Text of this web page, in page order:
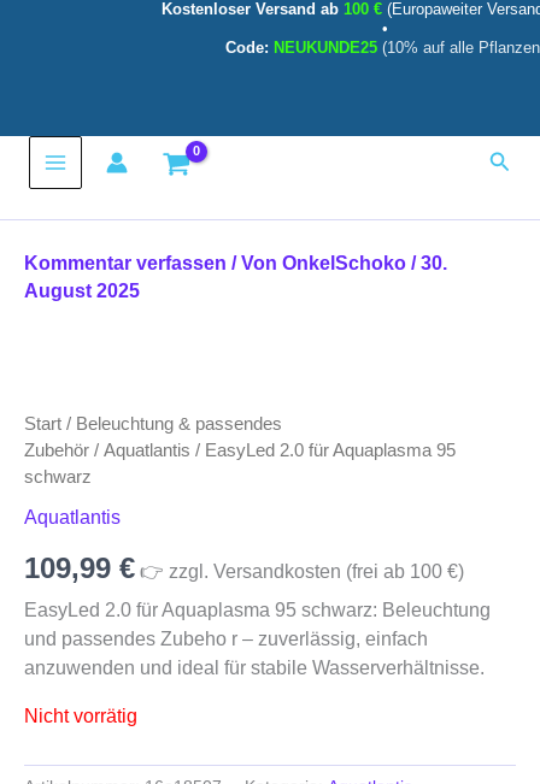
Kostenloser Versand ab 100 € (Europaweiter
•
Code: NEUKUNDE25 (10% auf alle
Main
Kommentar verfassen / Von OnkelSchoko /30.
August 2025
Start / Beleuchtung & passendes
Zubehör / Aquatlantis / EasyLed 2.0 für Aquaplasma 95
schwarz
Aquatlantis
109,99 € 👉 zzgl. Versandkosten (frei ab 100 €)
EasyLed 2.0 für Aquaplasma 95 schwarz: Beleuchtung
und passendes Zubeho r – zuverlässig, einfach
anzuwenden und ideal für stabile Wasserverhältnisse.
Nicht vorrätig